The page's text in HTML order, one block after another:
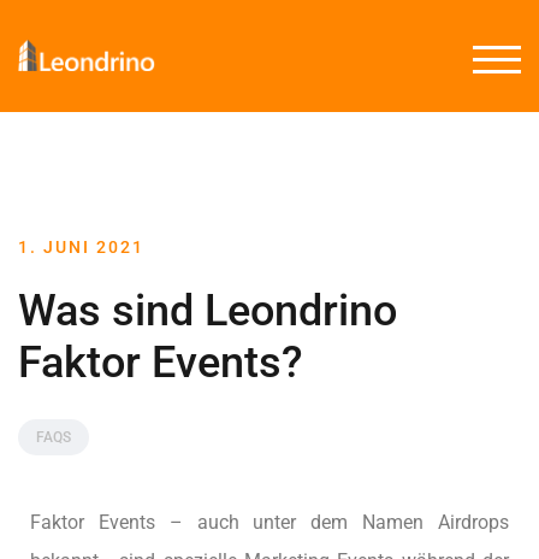
1. JUNI 2021
Was sind Leondrino
Faktor Events?
FAQS
Faktor Events – auch unter dem Namen Airdrops